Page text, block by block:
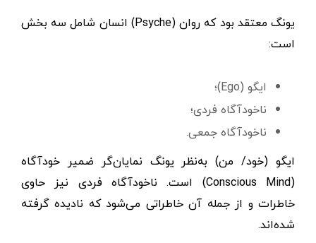
یونگ معتقد بود که روان (Psyche) انسان شامل سه بخش
است:
ایگو (Ego)؛
ناخودآگاه فردی؛
ناخودآگاه جمعی.
ایگو (خود/ من) به‌نظر یونگ نمایان‌گر ضمیر خودآگاه
(Conscious Mind) است. ناخودآگاه فردی نیز حاوی
خاطرات و از جمله آن خاطراتی می‌شود که نادیده گرفته
شده‌اند.